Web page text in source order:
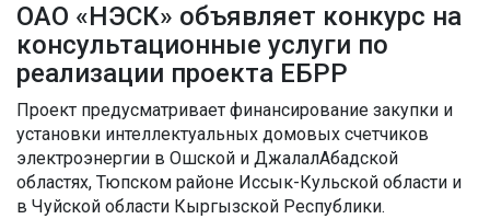
ОАО «НЭСК» объявляет конкурс на
консультационные услуги по
реализации проекта ЕБРР
Проект предусматривает финансирование закупки и
установки интеллектуальных домовых счетчиков
электроэнергии в Ошской и ДжалалАбадской
областях, Тюпском районе Иссык-Кульской области и
в Чуйской области Кыргызской Республики.